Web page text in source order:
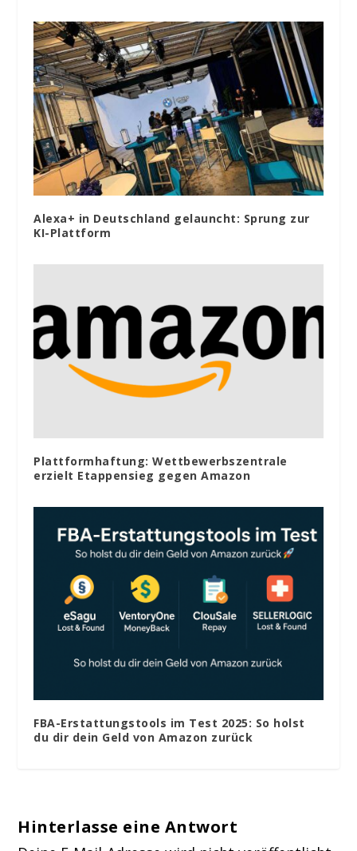
Alexa+ in Deutschland gelauncht: Sprung zur
KI-Plattform
Plattformhaftung: Wettbewerbszentrale
erzielt Etappensieg gegen Amazon
FBA-Erstattungstools im Test 2025: So holst
du dir dein Geld von Amazon zurück
Hinterlasse eine Antwort